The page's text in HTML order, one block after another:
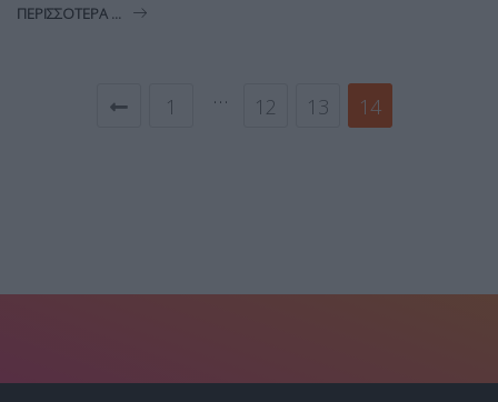
ΠΕΡΙΣΣΌΤΕΡΑ ...
1 … 12 13 14